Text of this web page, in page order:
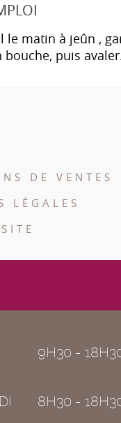
le matin à jeûn ,
bouche, puis
DE VENTES
LÉGALES
9H30 -
8H30 -